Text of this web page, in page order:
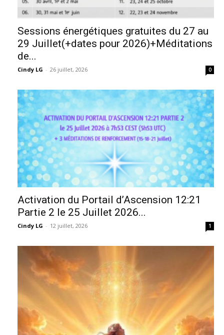
Sessions énergétiques gratuites du 27 au
29 Juillet(+dates pour 2026)+Méditations
de...
Cindy LG - 26 juillet, 2026 0
Activation du Portail d’Ascension 12:21
Partie 2 le 25 Juillet 2026...
Cindy LG - 12 juillet, 2026 1